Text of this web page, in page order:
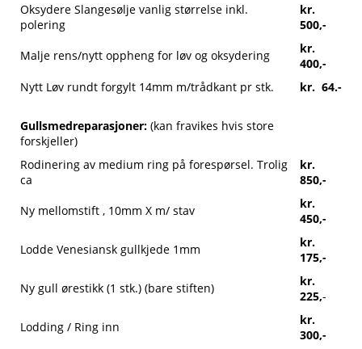
Oksydere Slangesølje vanlig størrelse inkl.
polering
kr.
500,-
Malje rens/nytt oppheng for løv og oksydering
kr.
400,-
Nytt Løv rundt forgylt 14mm m/trådkant pr stk.
kr. 64.-
Gullsmedreparasjoner: (kan fravikes hvis store
forskjeller)
Rodinering av medium ring på forespørsel. Trolig
ca
kr.
850,-
Ny mellomstift , 10mm X m/ stav
kr.
450,-
Lodde Venesiansk gullkjede 1mm
kr.
175,-
Ny gull ørestikk (1 stk.) (bare stiften)
kr.
225,-
Lodding / Ring inn
kr.
300,-